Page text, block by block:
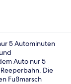
5 Autominuten
Auto nur 5
Die
Fußmarsch